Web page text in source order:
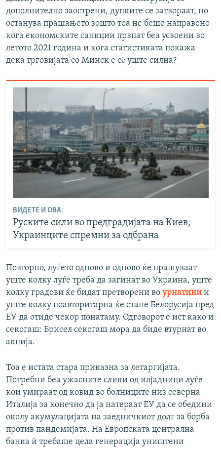
дополнително заострени, дупките се затвораат, но
останува прашањето зошто тоа не беше направено
кога економските санкции првпат беа усвоени во
летото 2021 година и кога статистиката покажа
дека трговијата со Минск е сè уште силна?
ВИДЕТЕ И ОВА:
Руските сили во предградијата на Киев,
Украинците спремни за одбрана
Повторно, луѓето одново и одново ќе прашуваат
уште колку луѓе треба да загинат во Украина, уште
колку градови ќе бидат претворени во урнатини и
уште колку поавторитарна ќе стане Белорусија пред
ЕУ да отиде чекор понатаму. Одговорот е ист како и
секогаш: Брисел секогаш мора да биде втурнат во
акција.
Тоа е истата стара приказна за летаргијата.
Потребни беа ужасните слики од илјадници луѓе
кои умираат од ковид во болниците низ северна
Италија за конечно да ја натераат ЕУ да се обедини
околу акумулацијата на заедничкиот долг за борба
против пандемијата. На Европската централна
банка ѝ требаше цела генерација уништени